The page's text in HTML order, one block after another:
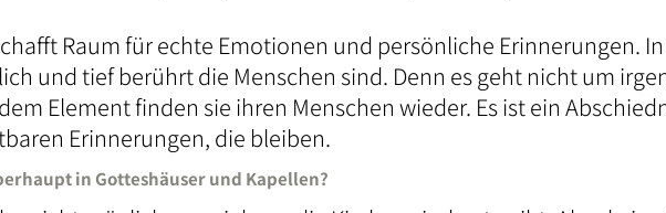
Raum für echte Emotionen und persönliche Erinnerungen.
und tief berührt die Menschen sind. Denn es geht nicht um
Element finden sie ihren Menschen wieder. Es ist ein
Erinnerungen, die bleiben.
in Gotteshäuser und Kapellen?